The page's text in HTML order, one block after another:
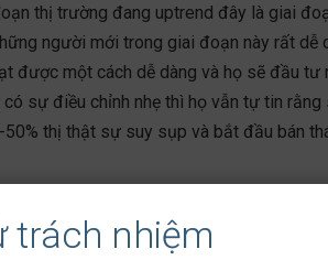
thị trường đang uptrend đây là giai
người mới trong giai đoạn này rất dễ
được một cách dễ dàng và họ sẽ đầu tư
sự điều chỉnh nhẹ thì họ vẫn tự tin
thị thật sự suy sụp và bắt đầu bán
đầu tư nó quyết định 50% sự thành công
số vốn hiện có thậm chí là all in vào 1
trách nhiệm